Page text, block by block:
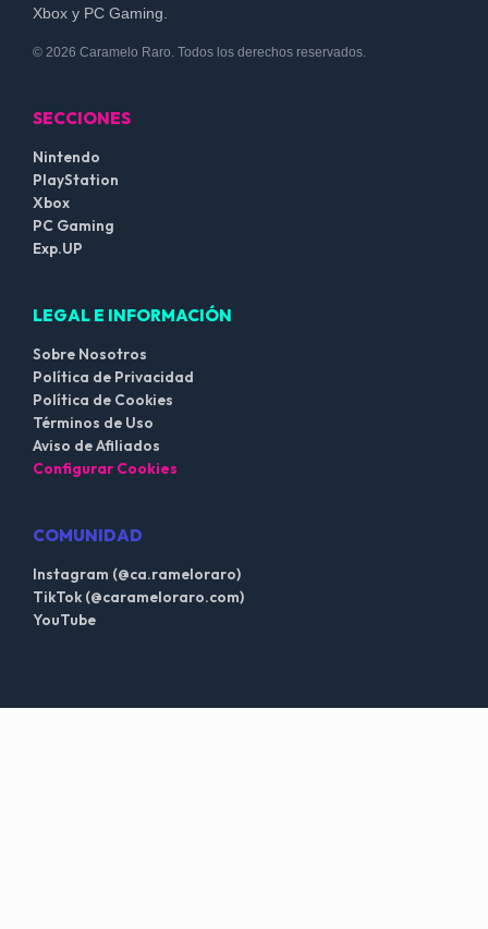
Xbox y PC Gaming.
© 2026 Caramelo Raro. Todos los derechos reservados.
SECCIONES
Nintendo
PlayStation
Xbox
PC Gaming
Exp.UP
LEGAL E INFORMACIÓN
Sobre Nosotros
Política de Privacidad
Política de Cookies
Términos de Uso
Aviso de Afiliados
Configurar Cookies
COMUNIDAD
Instagram (@ca.rameloraro)
TikTok (@carameloraro.com)
YouTube